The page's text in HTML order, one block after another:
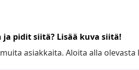
pidit siitä? Lisää kuva siitä!
asiakkaita. Aloita alla olevasta